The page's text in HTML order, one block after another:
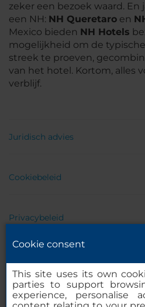
zeker een bezoek waard. En
een NH: NH Queretaro en
Mexico bieden NH Hotels
mogelijkheid om de
streek te proeven,
van het hotel. Kortom, alles
verblijf.
Juridisch advies
Cookiebeleid
Privacybeleid
Cookie consent
This site uses its own
parties to support
experience, personalise